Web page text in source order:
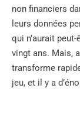
non financiers
leurs données
qui n’aurait
vingt ans. Mais,
transforme
jeu, et il y a